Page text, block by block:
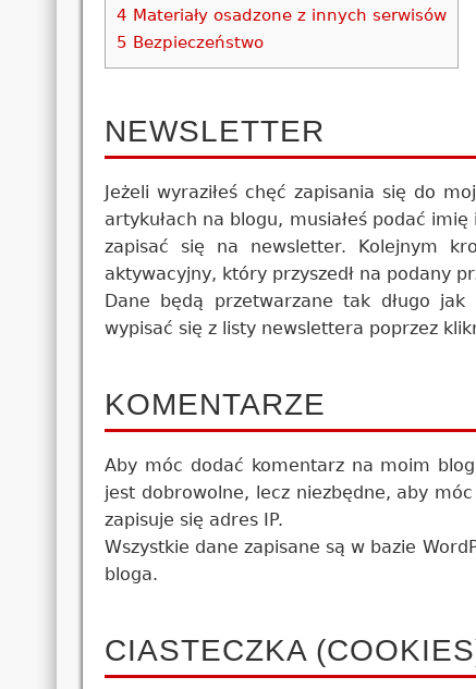
4 Materiały osadzone z innych serwisów
5 Bezpieczeństwo
NEWSLETTER
Jeżeli wyraziłeś chęć zapisania się do
artykułach na blogu, musiałeś podać
zapisać się na newsletter. Kolejnym
aktywacyjny, który przyszedł na podany
Dane będą przetwarzane tak długo jak
wypisać się z listy newslettera poprzez
KOMENTARZE
Aby móc dodać komentarz na moim
jest dobrowolne, lecz niezbędne, aby
zapisuje się adres IP.
Wszystkie dane zapisane są w bazie
bloga.
CIASTECZKA